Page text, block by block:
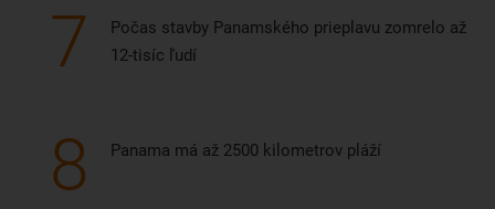
7
Počas stavby Panamského prieplavu zomrelo až
12-tisíc ľudí
8 Panama má až 2500 kilometrov pláží